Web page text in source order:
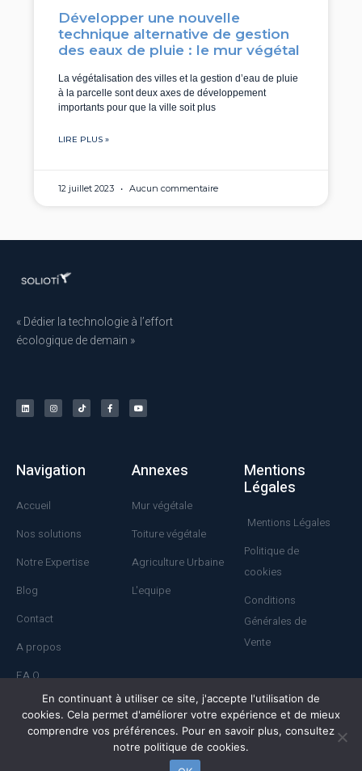
Développer une nouvelle
technique alternative de gestion
des eaux de pluie : le mur végétal
La végétalisation des villes et la gestion d’eau de pluie
à la parcelle sont deux axes de développement
importants pour que la ville soit plus
LIRE PLUS »
12 juillet 2023 Aucun commentaire
« Dédier la technologie à l’effort
écologique de demain »
Navigation
Accueil
Nos solutions
Notre Expertise
Blog
Contact
A propos
F.A.Q
Annexes
Mur végétale
Toiture végétale
Agriculture Urbaine
L'equipe
Mentions
Légales
Mentions Légales
Politique de
cookies
Conditions
Générales de
Vente
© All rights reserved
© 2023 - SOLIOTI. TOUS DROITS RÉSERVÉS
En continuant à utiliser ce site, j'accepte l'utilisation de
cookies. Cela permet d'améliorer votre expérience et de mieux
comprendre vos préférences. Pour en savoir plus, consultez
notre politique de cookies.